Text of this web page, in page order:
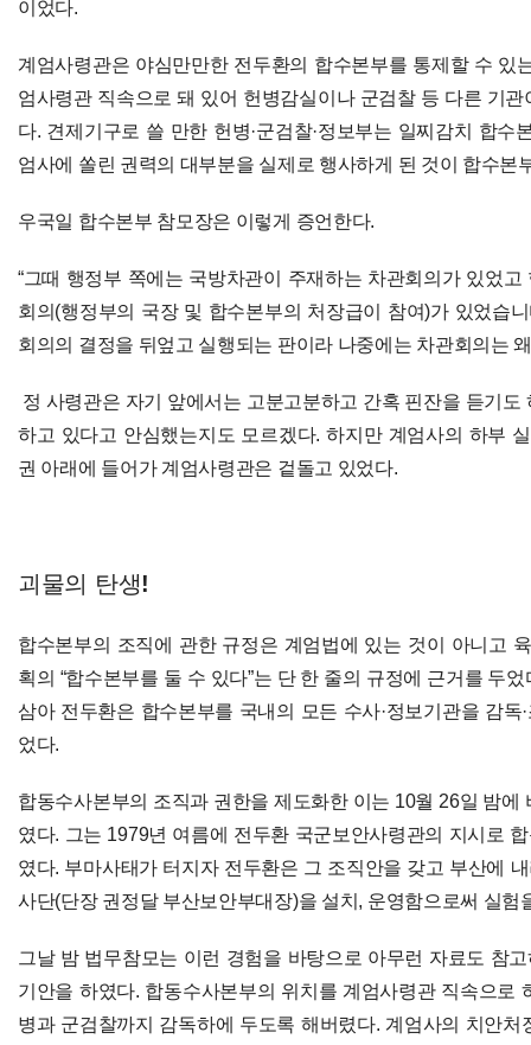
이었다.
계엄사령관은 야심만만한 전두환의 합수본부를 통제할 수 있
엄사령관 직속으로 돼 있어 헌병감실이나 군검찰 등 다른 기
다. 견제기구로 쓸 만한 헌병·군검찰·정보부는 일찌감치 합
엄사에 쏠린 권력의 대부분을 실제로 행사하게 된 것이 합수본
우국일 합수본부 참모장은 이렇게 증언한다.
“그때 행정부 쪽에는 국방차관이 주재하는 차관회의가 있었
회의(행정부의 국장 및 합수본부의 처장급이 참여)가 있었습
회의의 결정을 뒤엎고 실행되는 판이라 나중에는 차관회의는
정 사령관은 자기 앞에서는 고분고분하고 간혹 핀잔을 듣기
하고 있다고 안심했는지도 모르겠다. 하지만 계엄사의 하부
권 아래에 들어가 계엄사령관은 겉돌고 있었다.
괴물의 탄생!
합수본부의 조직에 관한 규정은 계엄법에 있는 것이 아니고
획의 “합수본부를 둘 수 있다”는 단 한 줄의 규정에 근거를 두
삼아 전두환은 합수본부를 국내의 모든 수사·정보기관을 감
었다.
합동수사본부의 조직과 권한을 제도화한 이는 10월 26일 밤에
였다. 그는 1979년 여름에 전두환 국군보안사령관의 지시로
였다. 부마사태가 터지자 전두환은 그 조직안을 갖고 부산에
사단(단장 권정달 부산보안부대장)을 설치, 운영함으로써 실험
그날 밤 법무참모는 이런 경험을 바탕으로 아무런 자료도 참
기안을 하였다. 합동수사본부의 위치를 계엄사령관 직속으로
병과 군검찰까지 감독하에 두도록 해버렸다. 계엄사의 치안